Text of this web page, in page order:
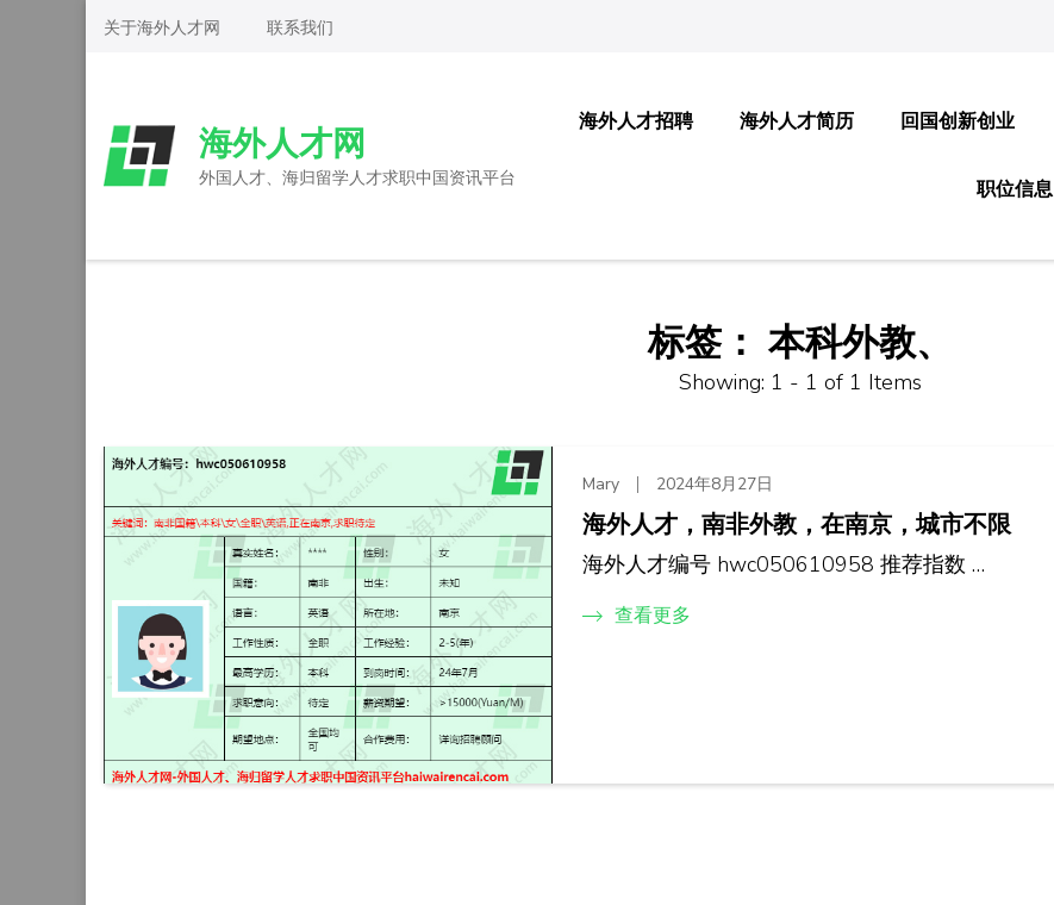
Skip
Enter)
关于海外人才网 联系我们
海外人才网
外国人才、海归留学人才求职中国资讯平台
海外人才招聘 海外人才简历 回国创新创业
职位信息
标签： 本科外教、
Showing: 1 - 1 of 1 Items
Mary 2024年8月27日
海外人才，南非外教，在南京，城市不限
海外人才编号 hwc050610958 推荐指数 …
查看更多